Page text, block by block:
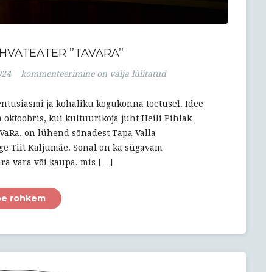
’’TAVARA’’
Tapa
Rahvateater
’’TaVaRa’’
kommenteerimine on välja lülitatud
ja kohaliku kogukonna toetusel. Idee
oktoobris, kui kultuurikoja juht Heili Pihlak
on lühend sõnadest Tapa Valla
Tiit Kaljumäe. Sõnal on ka sügavam
vara või kaupa, mis […]
rohkem